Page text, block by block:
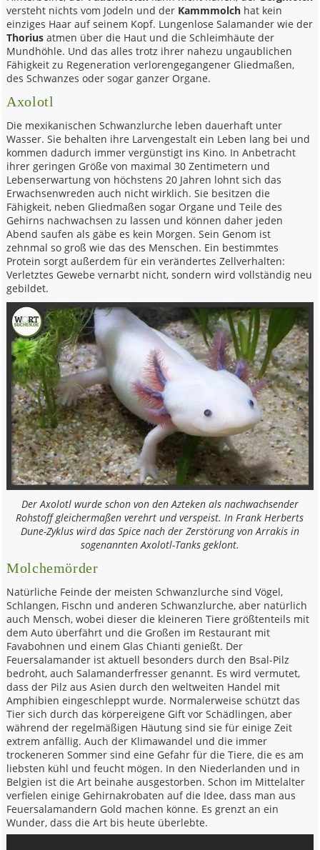
versteht nichts vom Jodeln und der Kammmolch hat kein
einziges Haar auf seinem Kopf. Lungenlose Salamander wie der
Thorius atmen über die Haut und die Schleimhäute der
Mundhöhle. Und das alles trotz ihrer nahezu ungaublichen
Fähigkeit zu Regeneration verlorengegangener Gliedmaßen,
des Schwanzes oder sogar ganzer Organe.
Axolotl
Die mexikanischen Schwanzlurche leben dauerhaft unter
Wasser. Sie behalten ihre Larvengestalt ein Leben lang bei und
kommen dadurch immer vergünstigt ins Kino. In Anbetracht
ihrer geringen Größe von maximal 30 Zentimetern und
Lebenserwartung von höchstens 20 Jahren lohnt sich das
Erwachsenwreden auch nicht wirklich. Sie besitzen die
Fähigkeit, neben Gliedmaßen sogar Organe und Teile des
Gehirns nachwachsen zu lassen und können daher jeden
Abend saufen als gäbe es kein Morgen. Sein Genom ist
zehnmal so groß wie das des Menschen. Ein bestimmtes
Protein sorgt außerdem für ein verändertes Zellverhalten:
Verletztes Gewebe vernarbt nicht, sondern wird vollständig neu
gebildet.
Der Axolotl wurde schon von den Azteken als nachwachsender
Rohstoff gleichermaßen verehrt und verspeist. In Frank Herberts
Dune-Zyklus wird das Spice nach der Zerstörung von Arrakis in
sogenannten Axolotl-Tanks geklont.
Molchemörder
Natürliche Feinde der meisten Schwanzlurche sind Vögel,
Schlangen, Fischn und anderen Schwanzlurche, aber natürlich
auch Mensch, wobei dieser die kleineren Tiere größtenteils mit
dem Auto überfährt und die Großen im Restaurant mit
Favabohnen und einem Glas Chianti genießt. Der
Feuersalamander ist aktuell besonders durch den Bsal-Pilz
bedroht, auch Salamanderfresser genannt. Es wird vermutet,
dass der Pilz aus Asien durch den weltweiten Handel mit
Amphibien eingeschleppt wurde. Normalerweise schützt das
Tier sich durch das körpereigene Gift vor Schädlingen, aber
während der regelmäßigen Häutung sind sie für einige Zeit
extrem anfällig. Auch der Klimawandel und die immer
trockeneren Sommer sind eine Gefahr für die Tiere, die es am
liebsten kühl und feucht mögen. In den Niederlanden und in
Belgien ist die Art beinahe ausgestorben. Schon im Mittelalter
verfielen einige Gehirnakrobaten auf die Idee, dass man aus
Feuersalamandern Gold machen könne. Es grenzt an ein
Wunder, dass die Art bis heute überlebte.